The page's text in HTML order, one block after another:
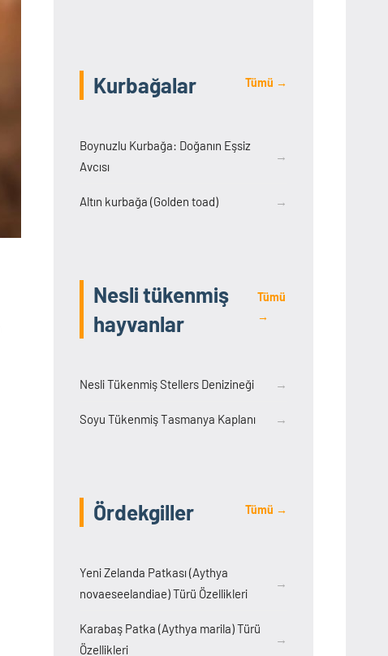
Kurbağalar Tümü →
Boynuzlu Kurbağa: Doğanın Eşsiz
Avcısı
→
Altın kurbağa (Golden toad) →
Nesli tükenmiş
hayvanlar
Tümü
→
Nesli Tükenmiş Stellers Denizineği →
Soyu Tükenmiş Tasmanya Kaplanı →
Ördekgiller Tümü →
Yeni Zelanda Patkası (Aythya
novaeseelandiae) Türü Özellikleri
→
Karabaş Patka (Aythya marila) Türü
Özellikleri
→